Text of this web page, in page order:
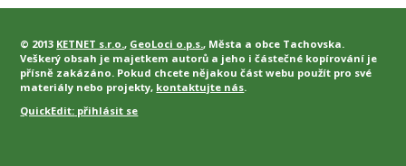
© 2013 KETNET s.r.o., GeoLoci o.p.s., Města a obce Tachovska.
Veškerý obsah je majetkem autorů a jeho i částečné kopírování je
přísně zakázáno. Pokud chcete nějakou část webu použít pro své
materiály nebo projekty, kontaktujte nás.
QuickEdit: přihlásit se